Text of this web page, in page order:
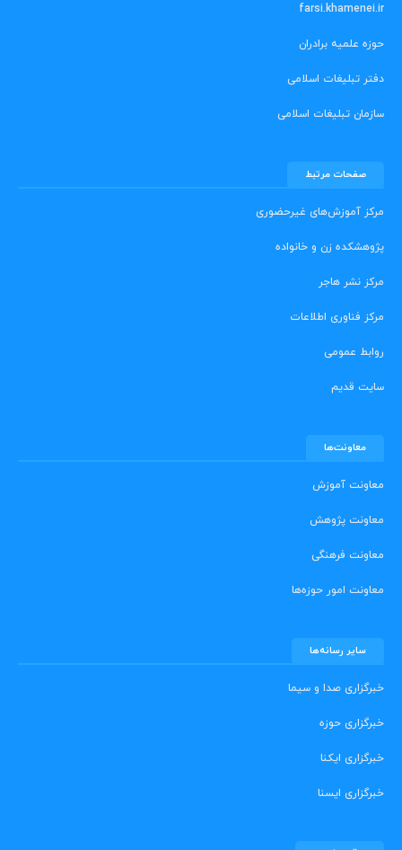
farsi.khamenei.ir
حوزه علمیه برادران
دفتر تبلیغات اسلامی
سازمان تبلیغات اسلامی
صفحات مرتبط
مرکز آموزش‌های غیرحضوری
پژوهشکده زن و خانواده
مرکز نشر هاجر
مرکز فناوری اطلاعات
روابط عمومی
سایت قدیم
معاونت‌ها
معاونت آموزش
معاونت پژوهش
معاونت فرهنگی
معاونت امور حوزه‌ها
سایر رسانه‌ها
خبرگزاری صدا و سیما
خبرگزاری حوزه
خبرگزاری ایکنا
خبرگزاری ایسنا